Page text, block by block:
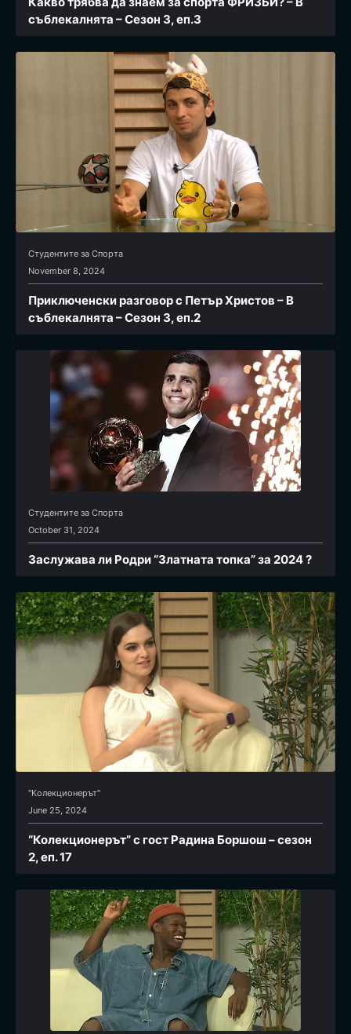
съблекалнята – Сезон 3, еп.3
Студентите за Спортa
November 8, 2024
Приключенски разговор с Петър Христов – В
съблекалнята – Сезон 3, еп.2
Студентите за Спортa
October 31, 2024
Заслужава ли Родри “Златната топка” за 2024 ?
"Колекционерът"
June 25, 2024
“Колекционерът” с гост Радина Боршош – сезон
2, еп. 17